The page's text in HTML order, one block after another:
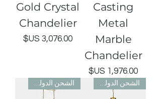
Casting
Metal
Marble
Chandelier
السعر
Gold Crystal
Chandelier
السعر
الشحن الدولي مجاني الشحن الدولي مجاني